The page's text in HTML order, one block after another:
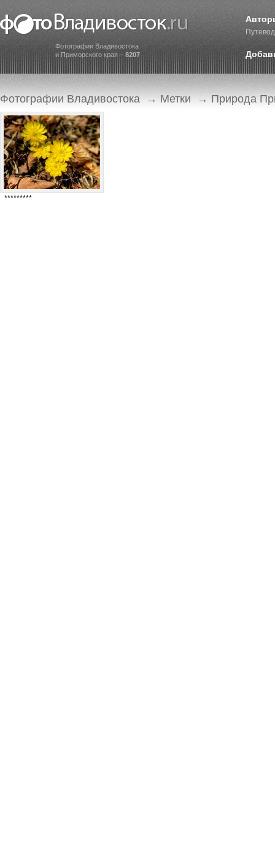
Фотографии Владивостока
и Приморского края – 8207
Фотографии Владивостока → Метки → Природа
*********